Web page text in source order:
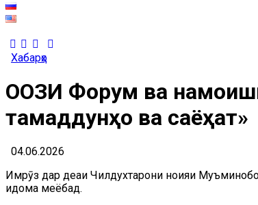
Хабарҳо
ОғОЗИ Форум ва
тамаддунҳо ва саёҳат»
04.06.2026
Имрӯз дар деҳаи Чилдухтарони ноҳияи
идома меёбад.